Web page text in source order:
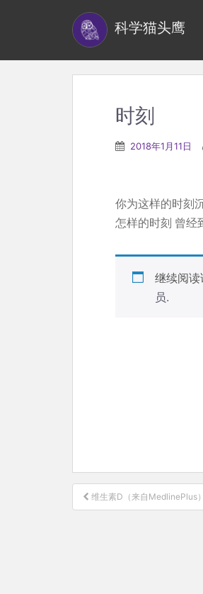
科学猫头鹰
时刻
2018年1月11日
你为这样的时刻
怎样的时刻 曾
继续阅
员.
文
章
维生素D（来自MedlinePlus）